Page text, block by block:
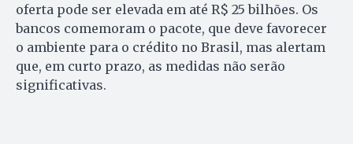
oferta pode ser elevada em até R$ 25 bilhões. Os
bancos comemoram o pacote, que deve favorecer
o ambiente para o crédito no Brasil, mas alertam
que, em curto prazo, as medidas não serão
significativas.